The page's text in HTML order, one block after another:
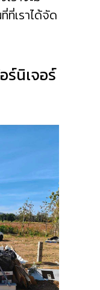
ที่เราได้จัด
ร์นิเจอร์